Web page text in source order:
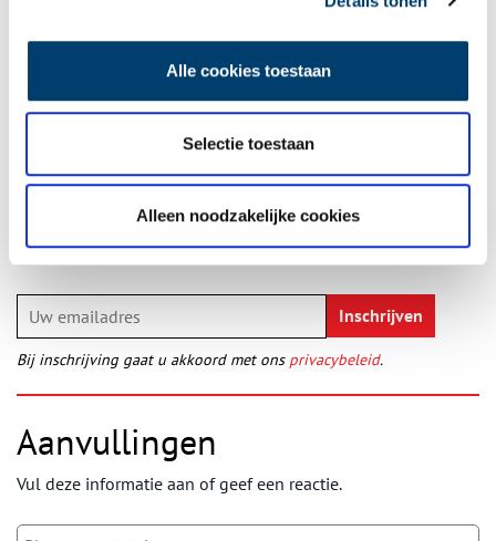
Alle cookies toestaan
Selectie toestaan
Alleen noodzakelijke cookies
Ontvang de nieuwsbrief
laatste erfgoednieuws? Schrijf u dan nu in voor onze
wekelijkse nieuwsbrief!
Bij inschrijving gaat u akkoord met ons privacybeleid.
Aanvullingen
Vul deze informatie aan of geef een reactie.